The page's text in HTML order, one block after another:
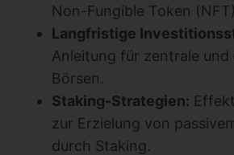
Non-Fungible Token
Langfristige
Anleitung für zentrale und
Börsen.
Staking-Strategien:
zur Erzielung von
durch Staking.